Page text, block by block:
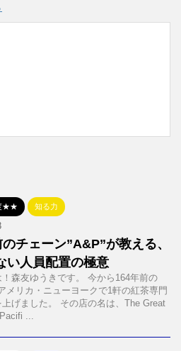
★★ 知る力
チェーン”A&P”が教える、
い人員配置の極意
！森友ゆうきです。 今から164年前の
メリカ・ニューヨークで1軒の紅茶専門
上げました。 その店の名は、The Great
...